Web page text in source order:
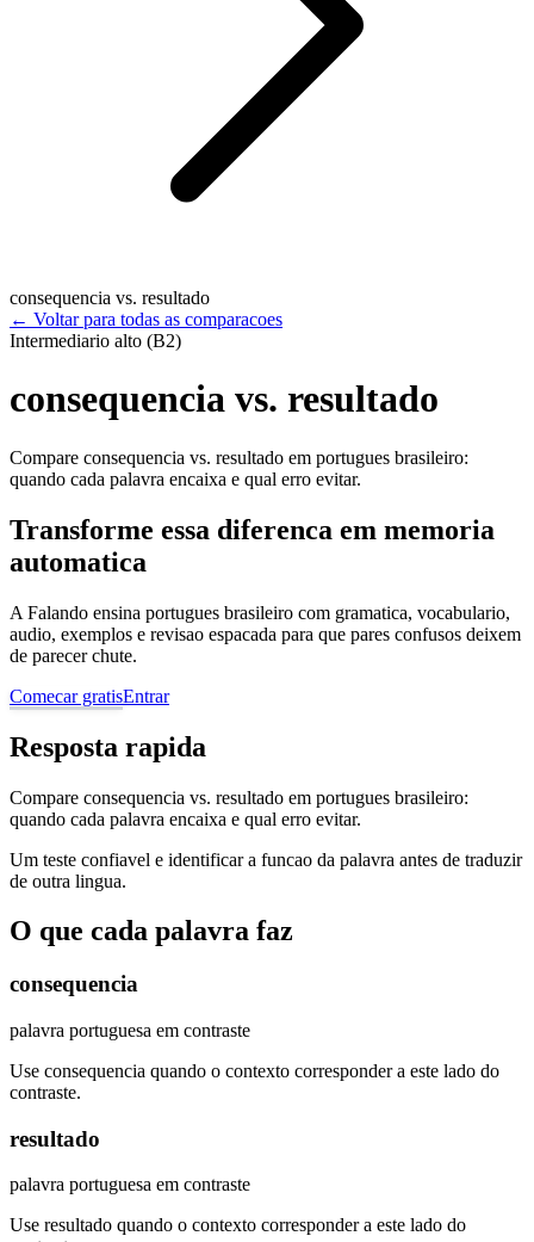
consequencia vs. resultado
← Voltar para todas as comparacoes
Intermediario alto (B2)
consequencia vs. resultado
Compare consequencia vs. resultado em portugues brasileiro:
quando cada palavra encaixa e qual erro evitar.
Transforme essa diferenca em memoria
automatica
A Falando ensina portugues brasileiro com gramatica, vocabulario,
audio, exemplos e revisao espacada para que pares confusos deixem
de parecer chute.
Comecar gratisEntrar
Resposta rapida
Compare consequencia vs. resultado em portugues brasileiro:
quando cada palavra encaixa e qual erro evitar.
Um teste confiavel e identificar a funcao da palavra antes de traduzir
de outra lingua.
O que cada palavra faz
consequencia
palavra portuguesa em contraste
Use consequencia quando o contexto corresponder a este lado do
contraste.
resultado
palavra portuguesa em contraste
Use resultado quando o contexto corresponder a este lado do